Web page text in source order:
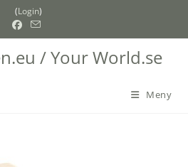
(Login)
/ Your World.se
Meny